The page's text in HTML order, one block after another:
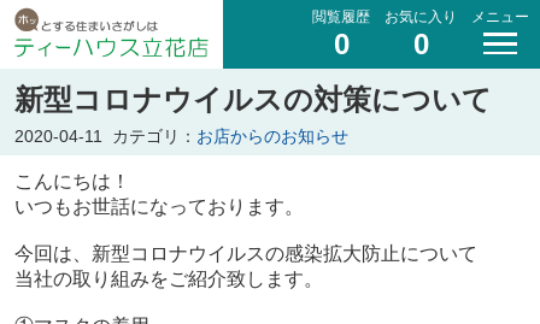
閲覧履歴
0
お気に入り
0
メニュー
新型コロナウイルスの対策について
2020-04-11 カテゴリ： お店からのお知らせ
こんにちは！
いつもお世話になっております。
今回は、新型コロナウイルスの感染拡大防止について
当社の取り組みをご紹介致します。